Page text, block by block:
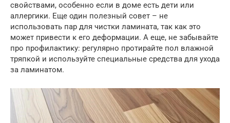
свойствами, особенно если в доме есть дети или
аллергики. Еще один полезный совет – не
использовать пар для чистки ламината, так как это
может привести к его деформации. А еще, не забывайте
про профилактику: регулярно протирайте пол влажной
тряпкой и используйте специальные средства для ухода
за ламинатом.